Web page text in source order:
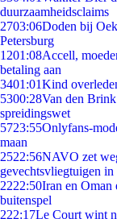
duurzaamheidsclaims
2703:06Doden bij
Petersburg
1201:08Accell,
betaling aan
3401:01Kind
5300:28Van den
spreidingswet
5723:55Onlyfans-
maan
2522:56NAVO zet
gevechtsvliegtuigen in
2222:50Iran en Oman
buitenspel
222:17Le Court wint